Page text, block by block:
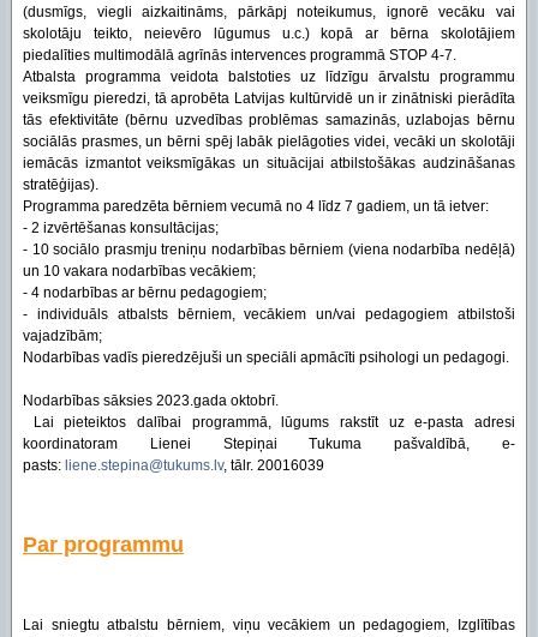
(dusmīgs, viegli aizkaitināms, pārkāpj noteikumus, ignorē vecāku vai
skolotāju teikto, neievēro lūgumus u.c.) kopā ar bērna skolotājiem
piedalīties multimodālā agrīnās intervences programmā STOP 4-7.
Atbalsta programma veidota balstoties uz līdzīgu ārvalstu programmu
veiksmīgu pieredzi, tā aprobēta Latvijas kultūrvidē un ir zinātniski pierādīta
tās efektivitāte (bērnu uzvedības problēmas samazinās, uzlabojas bērnu
sociālās prasmes, un bērni spēj labāk pielāgoties videi, vecāki un skolotāji
iemācās izmantot veiksmīgākas un situācijai atbilstošākas audzināšanas
stratēģijas).
Programma paredzēta bērniem vecumā no 4 līdz 7 gadiem, un tā ietver:
- 2 izvērtēšanas konsultācijas;
- 10 sociālo prasmju treniņu nodarbības bērniem (viena nodarbība nedēļā)
un 10 vakara nodarbības vecākiem;
- 4 nodarbības ar bērnu pedagogiem;
- individuāls atbalsts bērniem, vecākiem un/vai pedagogiem atbilstoši
vajadzībām;
Nodarbības vadīs pieredzējuši un speciāli apmācīti psihologi un pedagogi.
Nodarbības sāksies 2023.gada oktobrī.
Lai pieteiktos dalībai programmā, lūgums rakstīt uz e-pasta adresi
koordinatoram Lienei Stepiņai Tukuma pašvaldībā, e-
pasts: liene.stepina@tukums.lv, tālr. 20016039
Par programmu
Lai sniegtu atbalstu bērniem, viņu vecākiem un pedagogiem, Izglītības